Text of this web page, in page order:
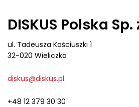
DISKUS Polska Sp.
ul. Tadeusza Kościuszki 1
32-020 Wieliczka
diskus@diskus.pl
+48 12 379 30 30